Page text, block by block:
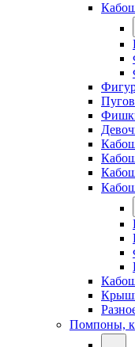
Помпоны,